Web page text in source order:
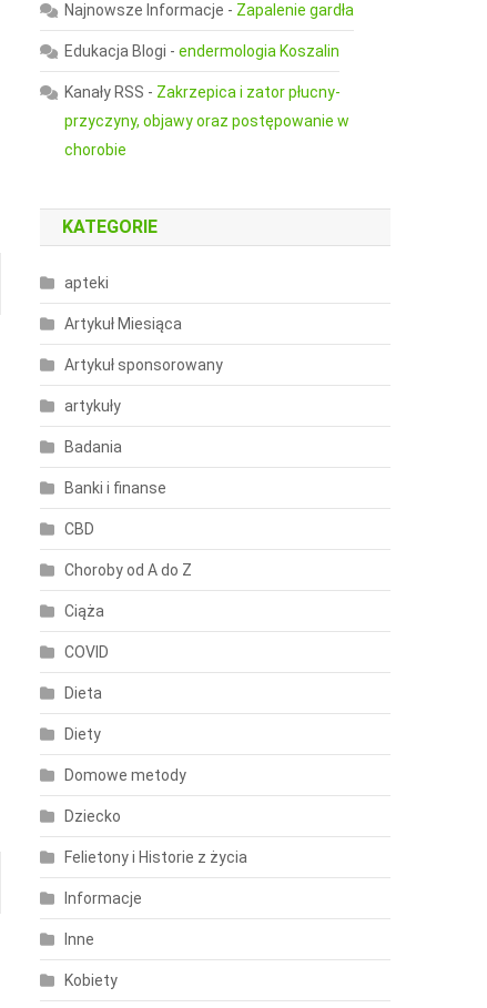
Najnowsze Informacje - Zapalenie gardła
Edukacja Blogi -endermologia Koszalin
Kanały RSS - Zakrzepica i zator płucny-
przyczyny, objawy oraz postępowanie w
chorobie
KATEGORIE
apteki
Artykuł Miesiąca
Artykuł sponsorowany
artykuły
Badania
Banki i finanse
CBD
Choroby od A do Z
Ciąża
COVID
Dieta
Diety
Domowe metody
Dziecko
Felietony i Historie z życia
Informacje
Inne
Kobiety